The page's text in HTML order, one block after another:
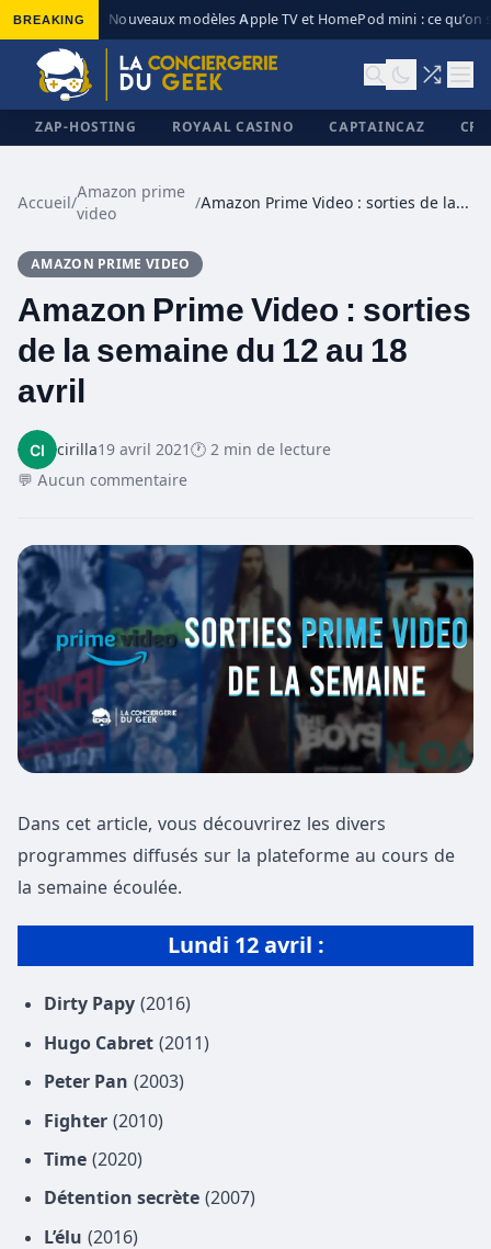
BREAKING Nouveaux modèles Apple TV et HomePod mini : ce qu’on
ZAP-HOSTING ROYAAL CASINO CAPTAINCAZ
Accueil/
Amazon prime
video
/ Amazon Prime Video : sorties de la semaine du 12 au 18 avril
AMAZON PRIME VIDEO
Amazon Prime Video : sorties
de la semaine du 12 au 18
avril
cirilla19 avril 2021🕐 2 min de lecture
💬 Aucun commentaire
Dans cet article, vous découvrirez les divers
programmes diffusés sur la plateforme au cours de
la semaine écoulée.
Lundi 12 avril :
Dirty Papy (2016)
Hugo Cabret (2011)
Peter Pan (2003)
Fighter (2010)
Time (2020)
Détention secrète (2007)
L’élu (2016)